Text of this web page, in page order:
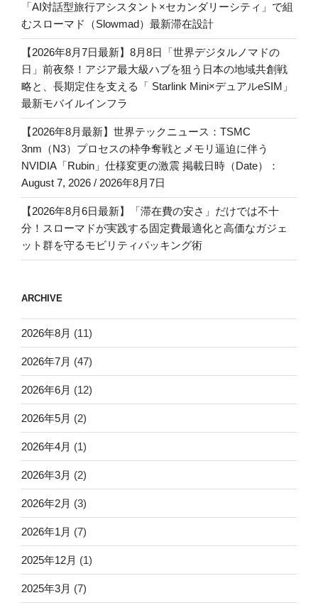
「AI対話型旅行アシスタント×セカンダリーシティ」で組
むスローマド（Slowmad）最新滞在設計
【2026年8月7日最新】8月8日「世界デジタルノマドの
日」前夜祭！アジア最大級ハブを狙う日本の地域共創戦
略と、長期定住を支える「 Starlink Mini×デュアルeSIM」
最新モバイルインフラ
【2026年8月最新】世界テックニュース：TSMC
3nm（N3）プロセスの枠争奪戦とメモリ逼迫に伴う
NVIDIA「Rubin」仕様変更の激震 掲載日時（Date）：
August 7, 2026 / 2026年8月7日
【2026年8月6日最新】「滞在費の安さ」だけでは不十
分！スローマドが実践する固定費最適化と高価なガジェ
ット群を守るモビリティパッキング術
ARCHIVE
2026年8月 (11)
2026年7月 (47)
2026年6月 (12)
2026年5月 (2)
2026年4月 (1)
2026年3月 (2)
2026年2月 (3)
2026年1月 (7)
2025年12月 (1)
2025年3月 (7)